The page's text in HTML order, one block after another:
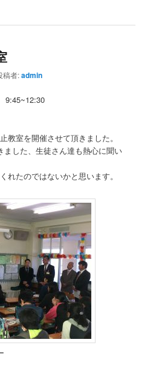
稿者:admin
教室を開催させて頂きました。
ました、生徒さん達も熱心に聞い
れたのではないかと思います。